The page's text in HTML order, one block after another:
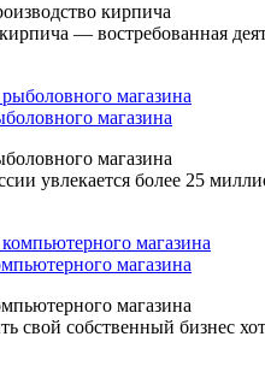
кирпича
— востребованная
магазина
магазина
увлекается более 25
магазина
магазина
свой собственный бизнес